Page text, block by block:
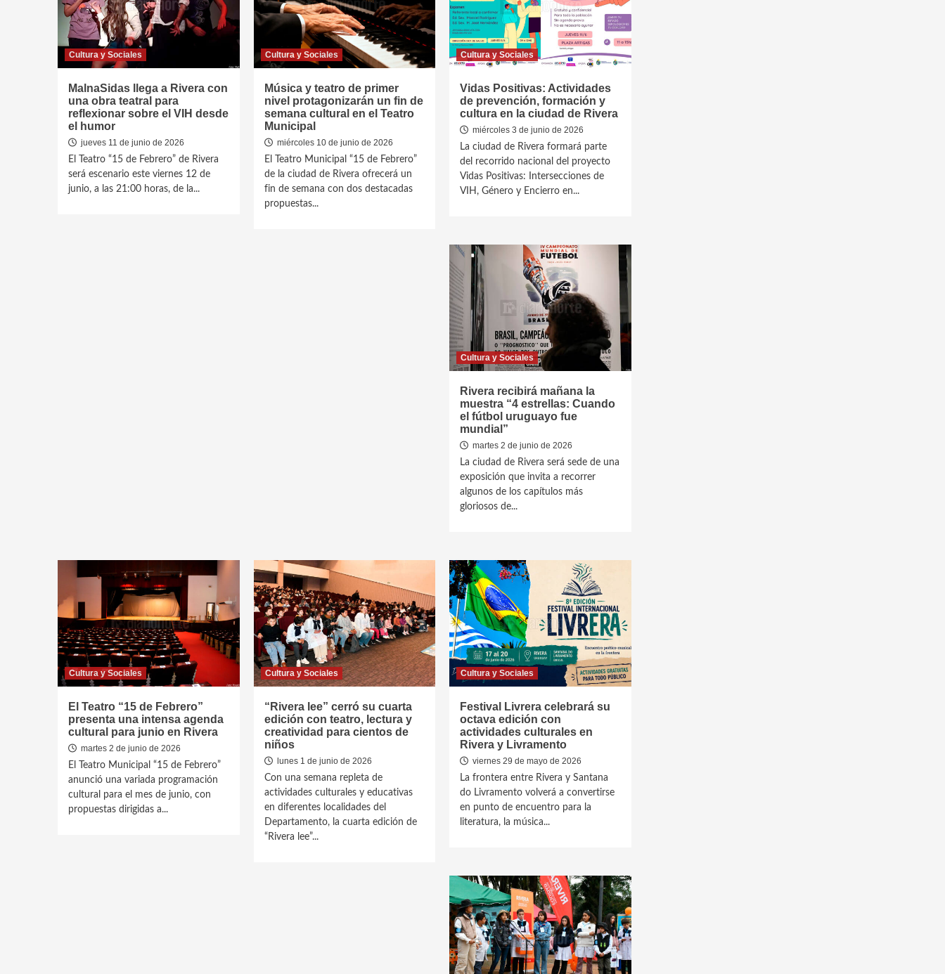
Cultura y Sociales
MalnaSidas llega a Rivera con
una obra teatral para
reflexionar sobre el VIH desde
el humor
jueves 11 de junio de 2026
El Teatro “15 de Febrero” de Rivera
será escenario este viernes 12 de
junio, a las 21:00 horas, de la...
Cultura y Sociales
Música y teatro de primer
nivel protagonizarán un fin de
semana cultural en el Teatro
Municipal
miércoles 10 de junio de 2026
El Teatro Municipal “15 de Febrero”
de la ciudad de Rivera ofrecerá un
fin de semana con dos destacadas
propuestas...
Cultura y Sociales
Vidas Positivas: Actividades
de prevención, formación y
cultura en la ciudad de Rivera
miércoles 3 de junio de 2026
La ciudad de Rivera formará parte
del recorrido nacional del proyecto
Vidas Positivas: Intersecciones de
VIH, Género y Encierro en...
Cultura y Sociales
Rivera recibirá mañana la
muestra “4 estrellas: Cuando
el fútbol uruguayo fue
mundial”
martes 2 de junio de 2026
La ciudad de Rivera será sede de una
exposición que invita a recorrer
algunos de los capítulos más
gloriosos de...
Cultura y Sociales
El Teatro “15 de Febrero”
presenta una intensa agenda
cultural para junio en Rivera
martes 2 de junio de 2026
El Teatro Municipal “15 de Febrero”
anunció una variada programación
cultural para el mes de junio, con
propuestas dirigidas a...
Cultura y Sociales
“Rivera lee” cerró su cuarta
edición con teatro, lectura y
creatividad para cientos de
niños
lunes 1 de junio de 2026
Con una semana repleta de
actividades culturales y educativas
en diferentes localidades del
Departamento, la cuarta edición de
“Rivera lee”...
Cultura y Sociales
Festival Livrera celebrará su
octava edición con
actividades culturales en
Rivera y Livramento
viernes 29 de mayo de 2026
La frontera entre Rivera y Santana
do Livramento volverá a convertirse
en punto de encuentro para la
literatura, la música...